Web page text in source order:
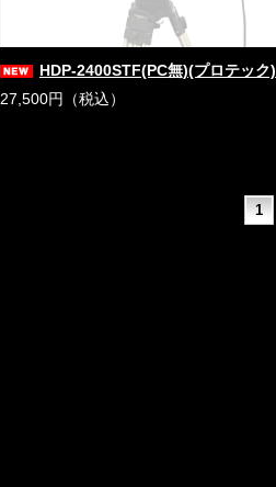
HDP-2400STF(PC無)(プロテック)
27,500円（税込）
1